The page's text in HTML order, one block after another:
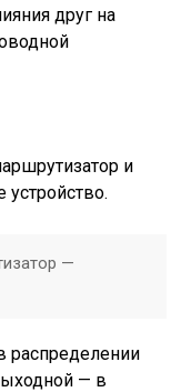
друг на
и
устройство.
—
распределении
— в